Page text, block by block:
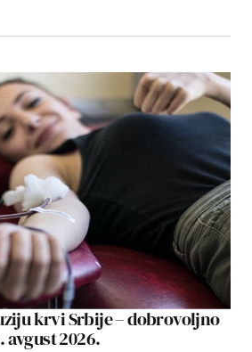
krvi Srbije – dobrovoljno
2026.